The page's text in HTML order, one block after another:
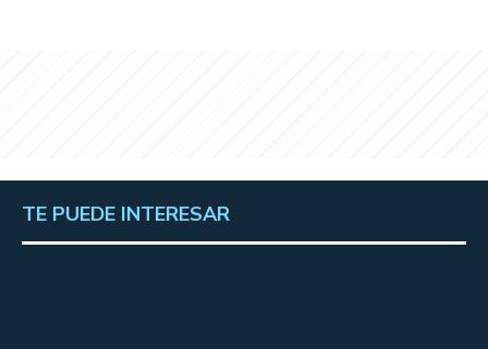
TE PUEDE INTERESAR